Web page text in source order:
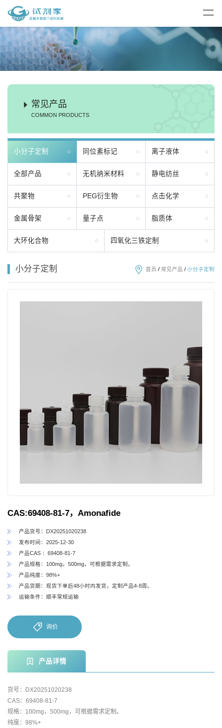
常见产品
COMMON PRODUCTS
小分子定制 同位素标记 离子液体
全部产品 无机纳米材料 静电纺丝
共聚物 PEG衍生物 点击化学
金属骨架 量子点 脂质体
大环化合物 四氧化三铁定制
小分子定制 首页 / 常见产品 / 小分子定制
CAS:69408-81-7，Amonafide
产品货号：DX20251020238
发布时间：2025-12-30
产品CAS ：69408-81-7
产品规格：100mg，500mg，可根据需求定制。
产品纯度：98%+
产品货期：现货下单后48小时内发货，定制产品4-8周。
运输条件：顺丰常规运输
询价
产品详情
货号：DX20251020238
CAS：69408-81-7
规格：100mg，500mg，可根据需求定制。
纯度：98%+